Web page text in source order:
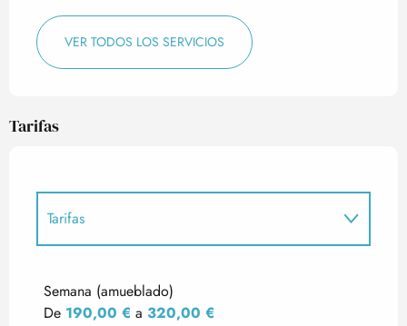
VER TODOS LOS SERVICIOS
Tarifas
Tarifas
Semana (amueblado)
De 190,00 € a 320,00 €